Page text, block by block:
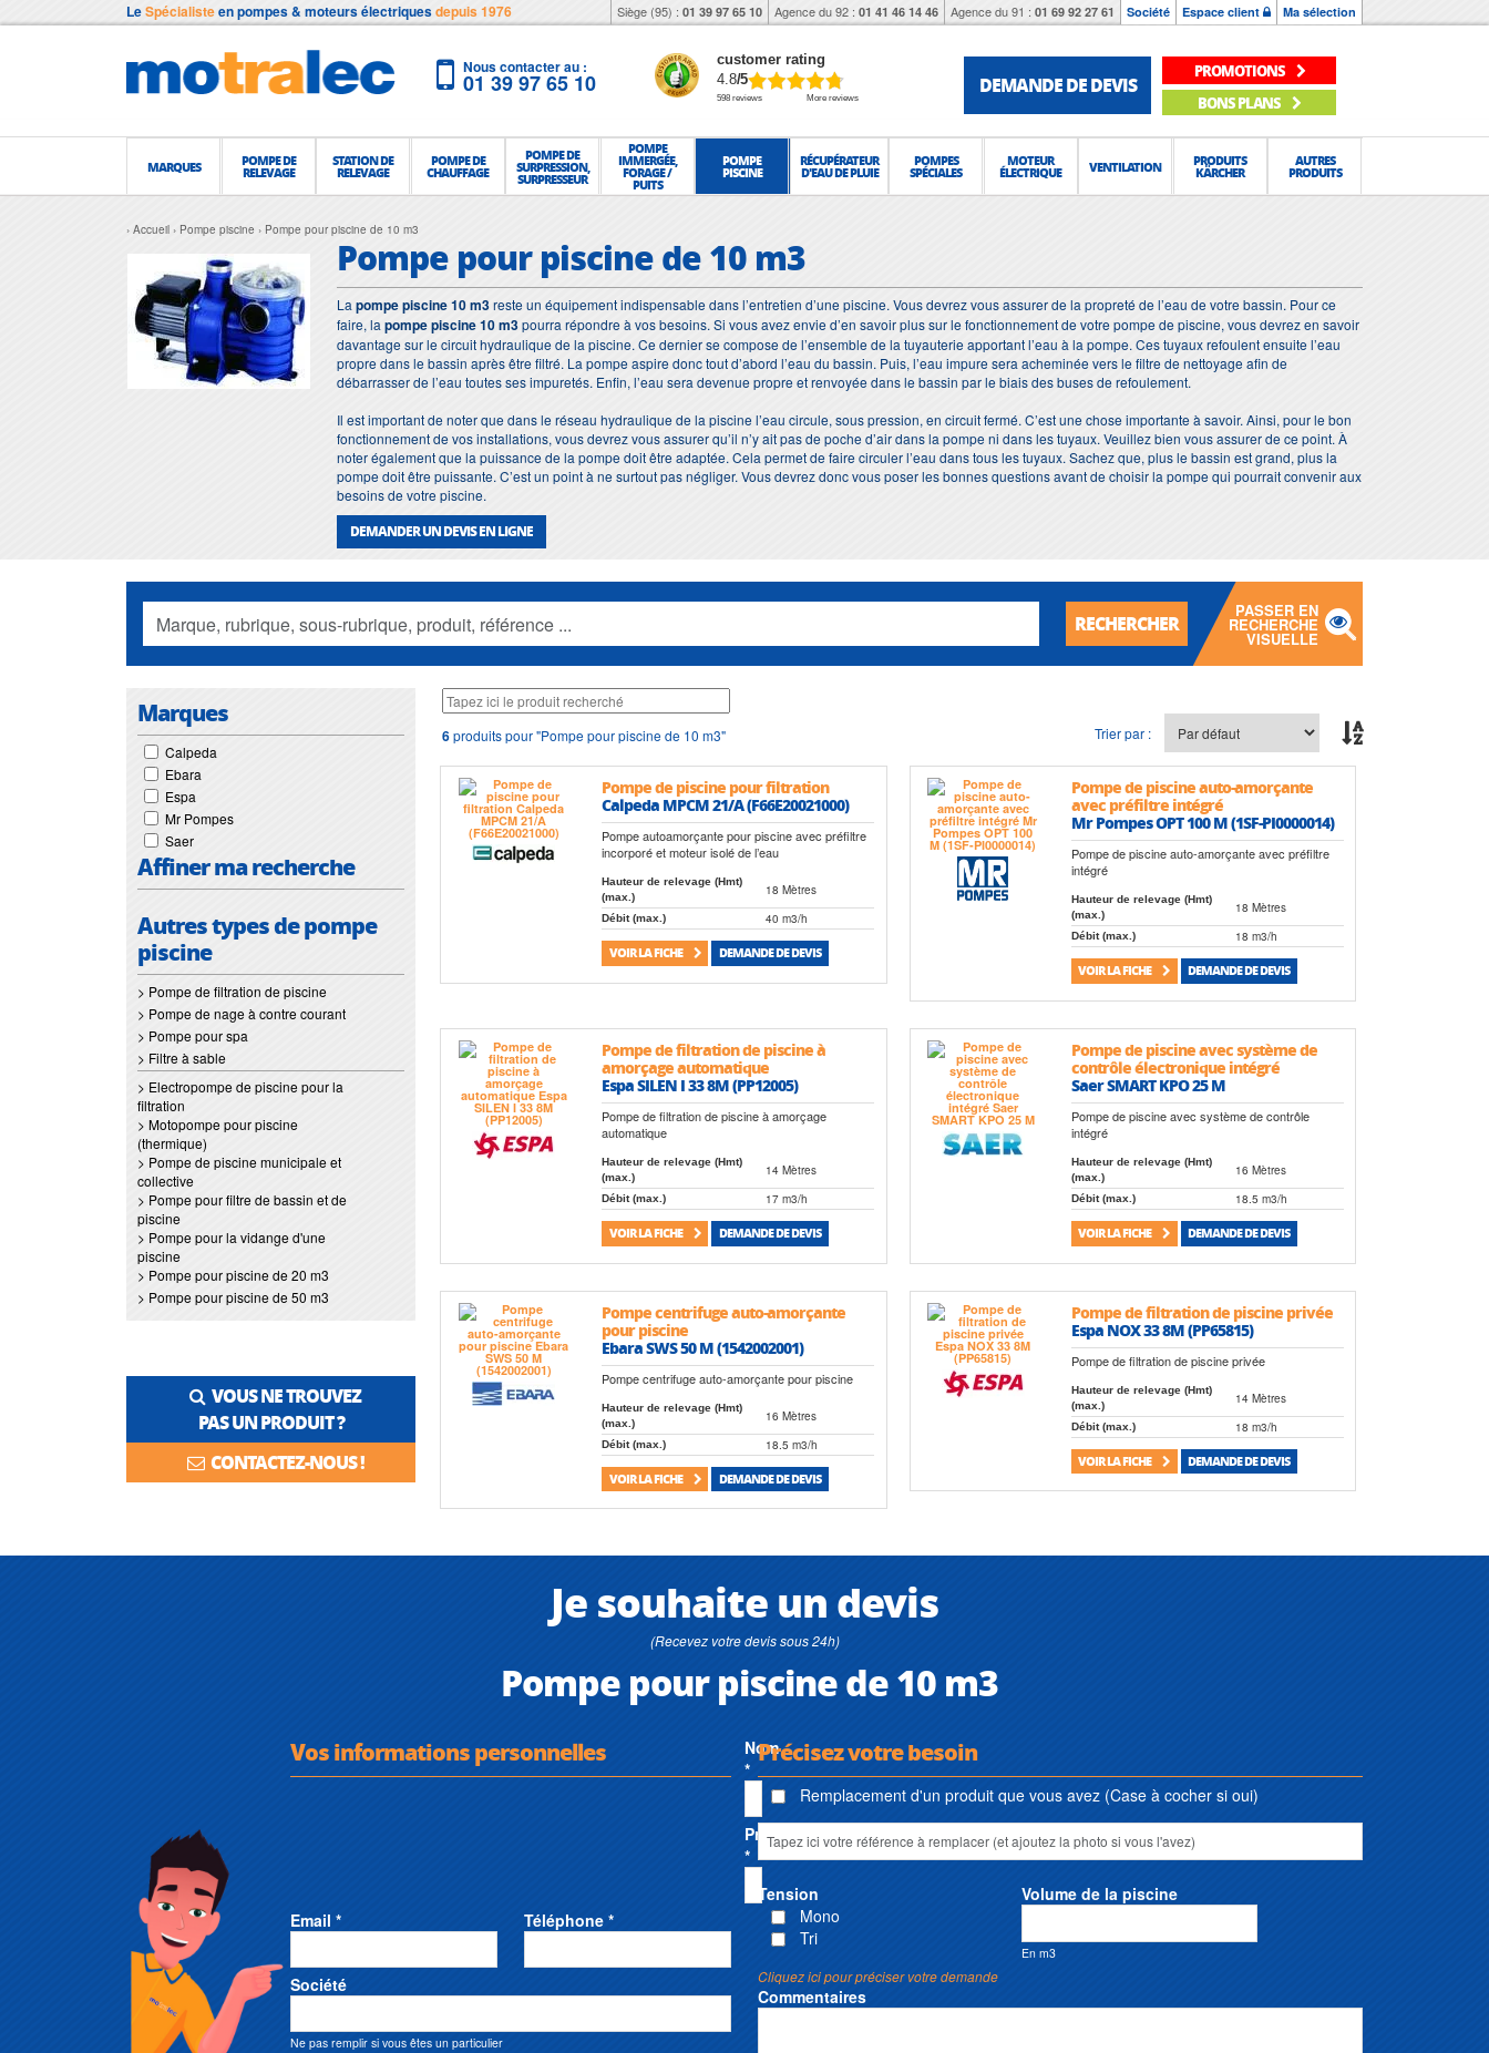
LeSpécialisteen pompes & moteurs électriquesdepuis 1976 Siège (95) : 01 39 97 65 10 Agence du 92 : 01 41 46 14 46 Agence du 91 : 01 69 92 27 61 Société Espace client Ma sélection
Nous contacter au :
01 39 97 65 10
customer rating
4.8/5
598 reviews More reviews
DEMANDE DE DEVIS
PROMOTIONS
BONS PLANS
MARQUES POMPE DE
RELEVAGE
STATION DE
RELEVAGE
POMPE DE
CHAUFFAGE
POMPE DE
SURPRESSION,
SURPRESSEUR
POMPE
IMMERGÉE,
FORAGE /
PUITS
POMPE
PISCINE
RÉCUPÉRATEUR
D'EAU DE PLUIE
POMPES
SPÉCIALES
MOTEUR
ÉLECTRIQUE VENTILATION PRODUITS
KÄRCHER
AUTRES
PRODUITS
Accueil Pompe piscine Pompe pour piscine de 10 m3
Pompe pour piscine de 10 m3
La pompe piscine 10 m3reste un équipement indispensable dans l’entretien d’une piscine. Vous devrez vous assurer de la propreté de l’eau de votre bassin. Pour ce
faire, la pompe piscine 10 m3pourra répondre à vos besoins. Si vous avez envie d’en savoir plus sur le fonctionnement de votre pompe de piscine, vous devrez en savoir
davantage sur le circuit hydraulique de la piscine. Ce dernier se compose de l’ensemble de la tuyauterie apportant l’eau à la pompe. Ces tuyaux refoulent ensuite l’eau
propre dans le bassin après être filtré. La pompe aspire donc tout d’abord l’eau du bassin. Puis, l’eau impure sera acheminée vers le filtre de nettoyage afin de
débarrasser de l’eau toutes ses impuretés. Enfin, l’eau sera devenue propre et renvoyée dans le bassin par le biais des buses de refoulement.
Il est important de noter que dans le réseau hydraulique de la piscine l’eau circule, sous pression, en circuit fermé. C’est une chose importante à savoir. Ainsi, pour le bon
fonctionnement de vos installations, vous devrez vous assurer qu’il n’y ait pas de poche d’air dans la pompe ni dans les tuyaux. Veuillez bien vous assurer de ce point. À
noter également que la puissance de la pompe doit être adaptée. Cela permet de faire circuler l’eau dans tous les tuyaux. Sachez que, plus le bassin est grand, plus la
pompe doit être puissante. C’est un point à ne surtout pas négliger. Vous devrez donc vous poser les bonnes questions avant de choisir la pompe qui pourrait convenir aux
besoins de votre piscine.
DEMANDER UN DEVIS EN LIGNE
RECHERCHER
PASSER EN
RECHERCHE
VISUELLE
Marques
Calpeda
Ebara
Espa
Mr Pompes
Saer
Affiner ma recherche
Autres types de pompe
piscine
> Pompe de filtration de piscine
> Pompe de nage à contre courant
> Pompe pour spa
> Filtre à sable
> Electropompe de piscine pour la
filtration
> Motopompe pour piscine
(thermique)
> Pompe de piscine municipale et
collective
> Pompe pour filtre de bassin et de
piscine
> Pompe pour la vidange d'une
piscine
> Pompe pour piscine de 20 m3
> Pompe pour piscine de 50 m3
VOUS NE TROUVEZ
PAS UN PRODUIT ?
CONTACTEZ-NOUS !
6produits pour "Pompe pour piscine de 10 m3" Trier par :
Pompe de piscine pour filtration
Calpeda MPCM 21/A (F66E20021000)
Pompe autoamorçante pour piscine avec préfiltre
incorporé et moteur isolé de l’eau
Hauteur de relevage (Hmt)
(max.)
18 Mètres
Débit (max.) 40 m3/h
VOIR LA FICHE DEMANDE DE DEVIS
Pompe de piscine auto-amorçante
avec préfiltre intégré
Mr Pompes OPT 100 M (1SF-PI0000014)
Pompe de piscine auto-amorçante avec préfiltre
intégré
Hauteur de relevage (Hmt)
(max.)
18 Mètres
Débit (max.) 18 m3/h
VOIR LA FICHE DEMANDE DE DEVIS
Pompe de filtration de piscine à
amorçage automatique
Espa SILEN I 33 8M (PP12005)
Pompe de filtration de piscine à amorçage
automatique
Hauteur de relevage (Hmt)
(max.)
14 Mètres
Débit (max.) 17 m3/h
VOIR LA FICHE DEMANDE DE DEVIS
Pompe de piscine avec système de
contrôle électronique intégré
Saer SMART KPO 25 M
Pompe de piscine avec système de contrôle
intégré
Hauteur de relevage (Hmt)
(max.)
16 Mètres
Débit (max.) 18.5 m3/h
VOIR LA FICHE DEMANDE DE DEVIS
Pompe centrifuge auto-amorçante
pour piscine
Ebara SWS 50 M (1542002001)
Pompe centrifuge auto-amorçante pour piscine
Hauteur de relevage (Hmt)
(max.)
16 Mètres
Débit (max.) 18.5 m3/h
VOIR LA FICHE DEMANDE DE DEVIS
Pompe de filtration de piscine privée
Espa NOX 33 8M (PP65815)
Pompe de filtration de piscine privée
Hauteur de relevage (Hmt)
(max.)
14 Mètres
Débit (max.) 18 m3/h
VOIR LA FICHE DEMANDE DE DEVIS
Je souhaite un devis
(Recevez votre devis sous 24h)
Pompe pour piscine de 10 m3
Vos informations personnelles
Nom
*
Prénom
*
Email * Téléphone *
Société
Ne pas remplir si vous êtes un particulier
Précisez votre besoin
Remplacement d'un produit que vous avez (Case à cocher si oui)
Tension
Mono
Tri
Volume de la piscine
En m3
Cliquez ici pour préciser votre demande
Commentaires